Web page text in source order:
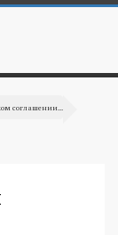
соглашении...